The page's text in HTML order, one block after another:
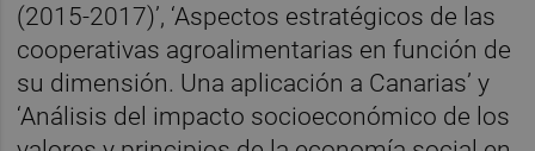
(2015-2017)’, ‘Aspectos estratégicos de las
cooperativas agroalimentarias en función de
su dimensión. Una aplicación a Canarias’ y
‘Análisis del impacto socioeconómico de los